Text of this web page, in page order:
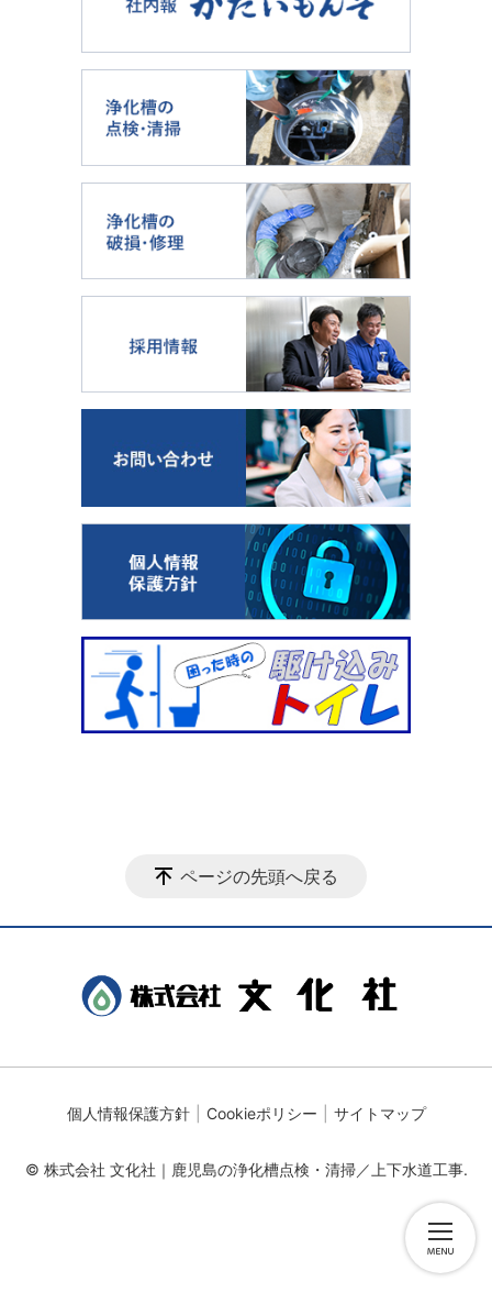
ページの先頭へ戻る
個人情報保護方針 Cookieポリシー サイトマップ
© 株式会社 文化社｜鹿児島の浄化槽点検・清掃／上下水道工事.